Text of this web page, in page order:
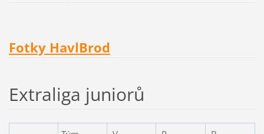
Fotky HavlBrod
Extraliga juniorů